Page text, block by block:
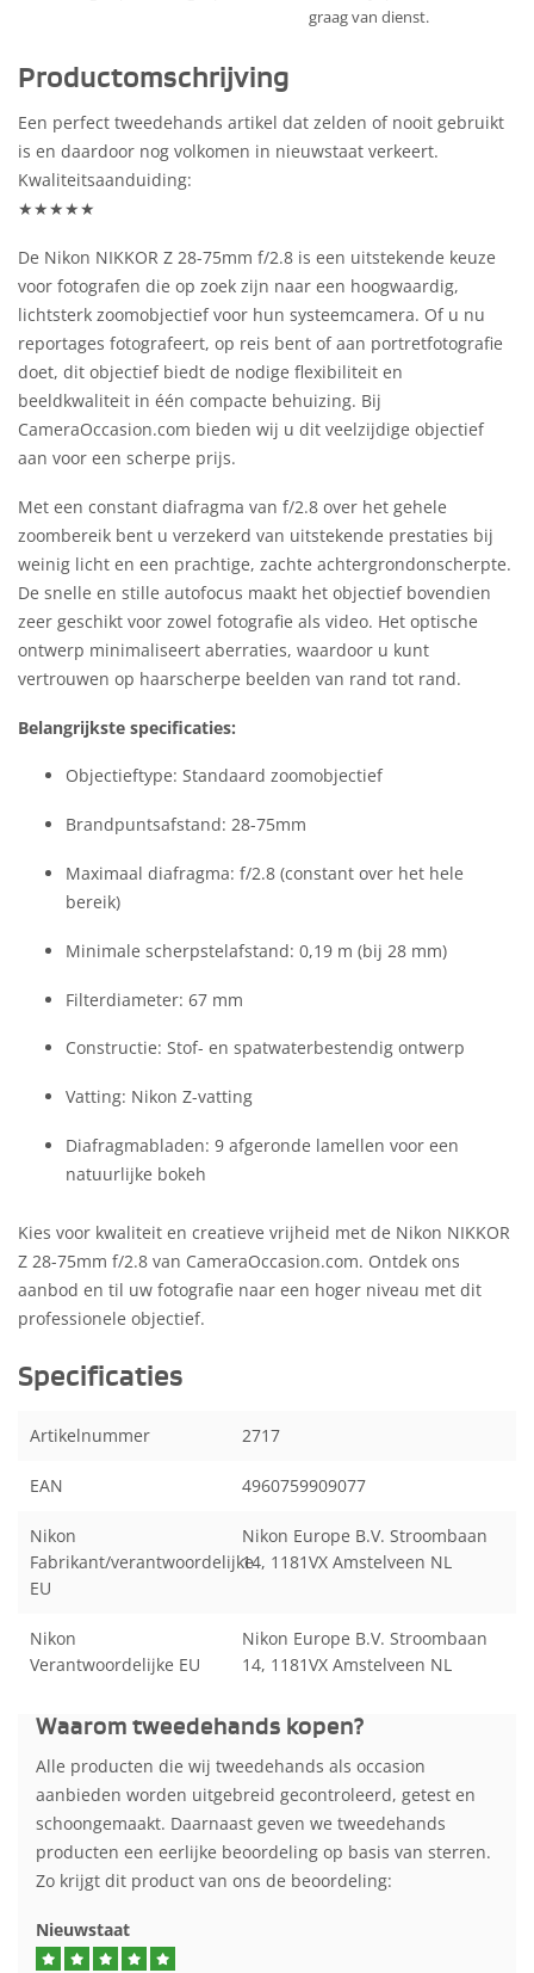
graag van dienst.
Productomschrijving
Een perfect tweedehands artikel dat zelden of nooit gebruikt
is en daardoor nog volkomen in nieuwstaat verkeert.
Kwaliteitsaanduiding:
★★★★★
De Nikon NIKKOR Z 28-75mm f/2.8 is een uitstekende keuze
voor fotografen die op zoek zijn naar een hoogwaardig,
lichtsterk zoomobjectief voor hun systeemcamera. Of u nu
reportages fotografeert, op reis bent of aan portretfotografie
doet, dit objectief biedt de nodige flexibiliteit en
beeldkwaliteit in één compacte behuizing. Bij
CameraOccasion.com bieden wij u dit veelzijdige objectief
aan voor een scherpe prijs.
Met een constant diafragma van f/2.8 over het gehele
zoombereik bent u verzekerd van uitstekende prestaties bij
weinig licht en een prachtige, zachte achtergrondonscherpte.
De snelle en stille autofocus maakt het objectief bovendien
zeer geschikt voor zowel fotografie als video. Het optische
ontwerp minimaliseert aberraties, waardoor u kunt
vertrouwen op haarscherpe beelden van rand tot rand.
Belangrijkste specificaties:
Objectieftype: Standaard zoomobjectief
Brandpuntsafstand: 28-75mm
Maximaal diafragma: f/2.8 (constant over het hele
bereik)
Minimale scherpstelafstand: 0,19 m (bij 28 mm)
Filterdiameter: 67 mm
Constructie: Stof- en spatwaterbestendig ontwerp
Vatting: Nikon Z-vatting
Diafragmabladen: 9 afgeronde lamellen voor een
natuurlijke bokeh
Kies voor kwaliteit en creatieve vrijheid met de Nikon NIKKOR
Z 28-75mm f/2.8 van CameraOccasion.com. Ontdek ons
aanbod en til uw fotografie naar een hoger niveau met dit
professionele objectief.
Specificaties
Artikelnummer 2717
EAN 4960759909077
Nikon
Fabrikant/verantwoordelijke
EU
Nikon Europe B.V. Stroombaan
14, 1181VX Amstelveen NL
Nikon
Verantwoordelijke EU
Nikon Europe B.V. Stroombaan
14, 1181VX Amstelveen NL
Waarom tweedehands kopen?
Alle producten die wij tweedehands als occasion
aanbieden worden uitgebreid gecontroleerd, getest en
schoongemaakt. Daarnaast geven we tweedehands
producten een eerlijke beoordeling op basis van sterren.
Zo krijgt dit product van ons de beoordeling:
Nieuwstaat